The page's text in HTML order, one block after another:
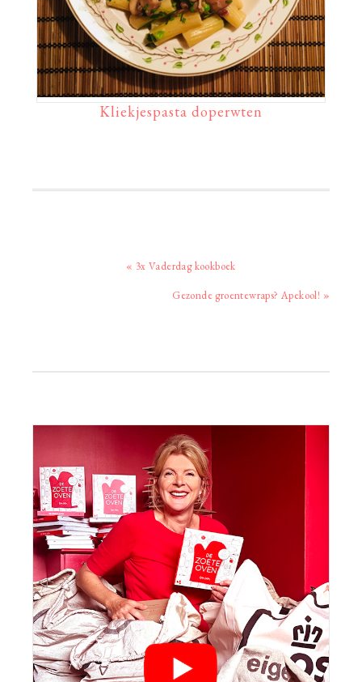
Kliekjespasta doperwten
Vorig
« 3x Vaderdag kookboek
Volgend
Gezonde groentewraps? Apekool! »